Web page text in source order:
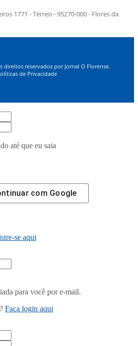
1771 - Térreo - 95270-000 - Flores da
direitos reservados por Jornal O Florense.
de Privacidade
até que eu saia
com Google
se aqui
para você por e-mail.
Faça login aqui